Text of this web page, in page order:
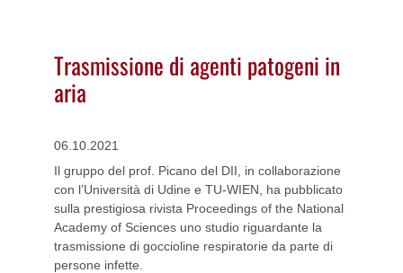
Trasmissione di agenti patogeni in
aria
06.10.2021
Il gruppo del prof. Picano del DII, in collaborazione
con l’Università di Udine e TU-WIEN, ha pubblicato
sulla prestigiosa rivista Proceedings of the National
Academy of Sciences uno studio riguardante la
trasmissione di goccioline respiratorie da parte di
persone infette.